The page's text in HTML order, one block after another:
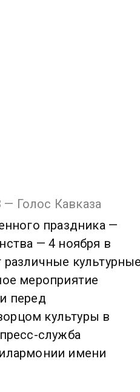
— Голос Кавказа
праздника —
— 4 ноября в
мероприятие
перед
культуры в
служба
имени